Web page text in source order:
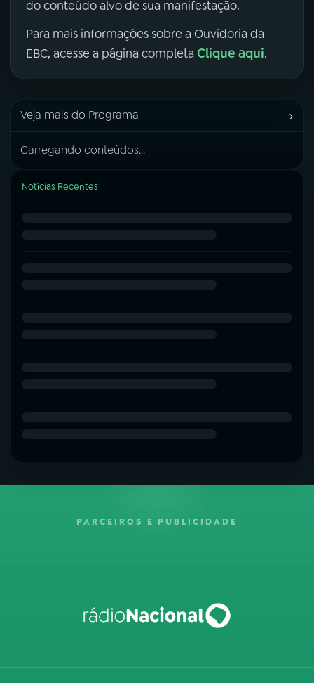
do conteúdo alvo de sua manifestação.
Para mais informações sobre a Ouvidoria da
EBC, acesse a página completa Clique aqui.
Veja mais do Programa ›
Carregando conteúdos...
Notícias Recentes
PARCEIROS E PUBLICIDADE